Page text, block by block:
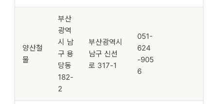
양산철
물
부산
광역
시 남
구 용
당동
182-
2
부산광역시
남구 신선
로 317-1
051-
624
-905
6